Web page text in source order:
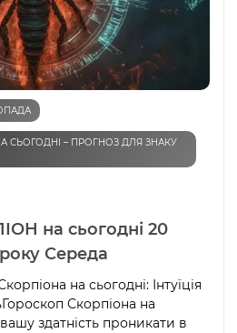
СЬОГОДНІ – ПРОГНОЗ ДЛЯ ЗНАКУ
на сьогодні 20
Середа
на сьогодні: Інтуїція
Скорпіона на
здатність проникати в